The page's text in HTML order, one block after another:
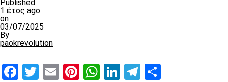
Published
1 έτος ago
on
03/07/2025
By
paokrevolution
Facebook
Twitter
EmailPinterest
WhatsApp
LinkedIn
Telegram